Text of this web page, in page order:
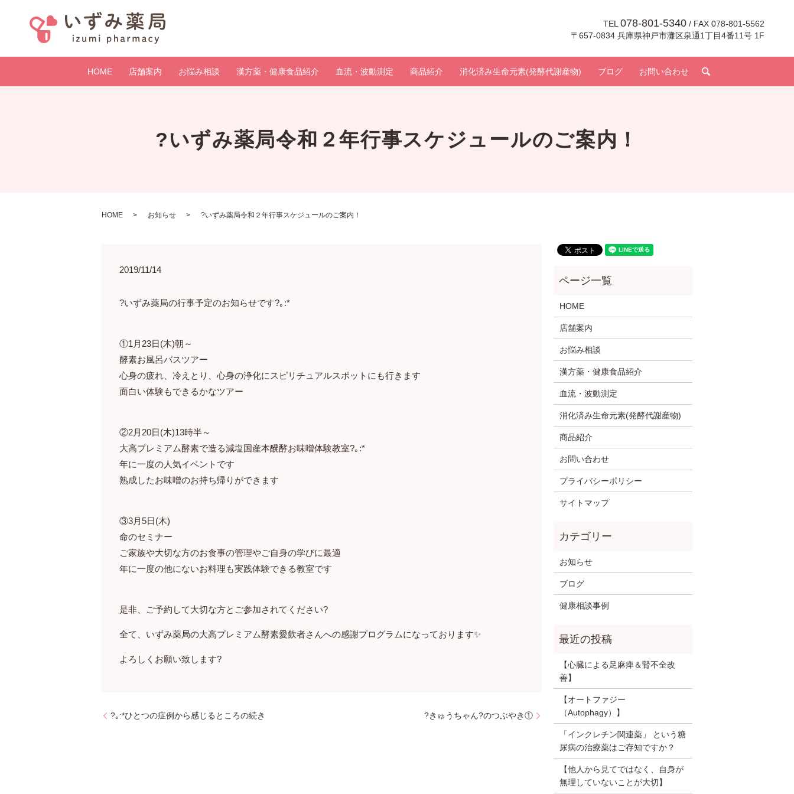
TEL 078-801-5340 / FAX 078-801-5562
〒657-0834 兵庫県神戸市灘区泉通1丁目4番11号 1F
HOME 店舗案内 お悩み相談 漢方薬・健康食品紹介 血流・波動測定 商品紹介 消化済み生命元素(発酵代謝産物) ブログ お問い合わせ
?いずみ薬局令和２年行事スケジュールのご案内！
HOME お知らせ ?いずみ薬局令和２年行事スケジュールのご案内！
2019/11/14
?いずみ薬局の行事予定のお知らせです?｡:*
①1月23日(木)朝～
酵素お風呂バスツアー
心身の疲れ、冷えとり、心身の浄化にスピリチュアルスポットにも行きます
面白い体験もできるかなツアー
②2月20日(木)13時半～
大高プレミアム酵素で造る減塩国産本醗酵お味噌体験教室?｡:*
年に一度の人気イベントです
熟成したお味噌のお持ち帰りができます
③3月5日(木)
命のセミナー
ご家族や大切な方のお食事の管理やご自身の学びに最適
年に一度の他にないお料理も実践体験できる教室です
是非、ご予約して大切な方とご参加されてください?
全て、いずみ薬局の大高プレミアム酵素愛飲者さんへの感謝プログラムになっております✨
よろしくお願い致します?
?｡:*ひとつの症例から感じるところの続き ?きゅうちゃん?のつぶやき①
HOME
店舗案内
お悩み相談
漢方薬・健康食品紹介
血流・波動測定
消化済み生命元素(発酵代謝産物)
商品紹介
お問い合わせ
プライバシーポリシー
サイトマップ
お知らせ
ブログ
健康相談事例
【心臓による足麻痺＆腎不全改
善】
【オートファジー
（Autophagy）】
「インクレチン関連薬」 という糖
尿病の治療薬はご存知ですか？
【他人から見てではなく、自身が
無理していないことが大切】